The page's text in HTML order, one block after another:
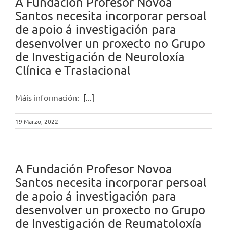
Santos necesita incorporar persoal
de apoio á investigación para
desenvolver un proxecto no Grupo
de Investigación de Neuroloxía
Clínica e Traslacional
Máis información: [...]
19 Marzo, 2022
A Fundación Profesor Novoa
Santos necesita incorporar persoal
de apoio á investigación para
desenvolver un proxecto no Grupo
de Investigación de Reumatoloxía